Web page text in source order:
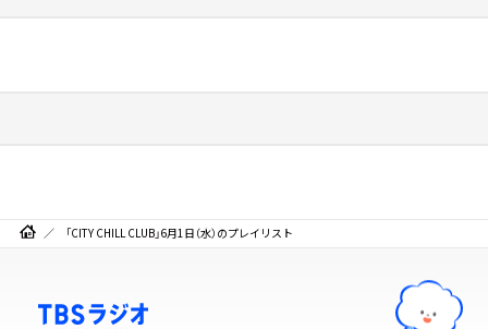
「CITY CHILL CLUB」6月1日（水）のプレイリスト